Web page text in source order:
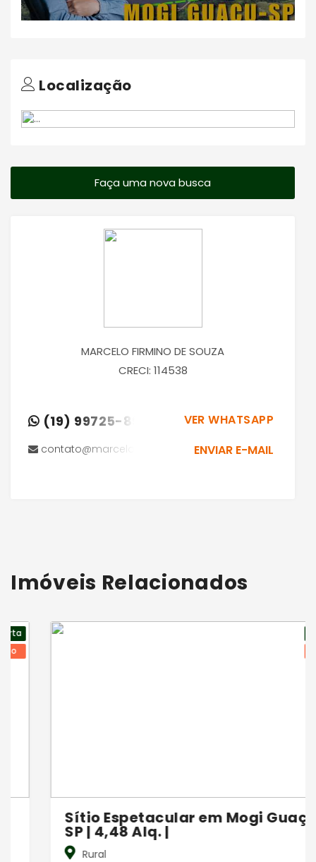
Localização
Faça uma nova busca
MARCELO FIRMINO DE SOUZA
CRECI: 114538
(19) 99725-8921 VER WHATSAPP
contato@marcelofsouza.com.brENVIAR E-MAIL
Imóveis Relacionados
Sítio Espetacular em Mogi Guaçu -
SP | 4,48 Alq. |
Rural